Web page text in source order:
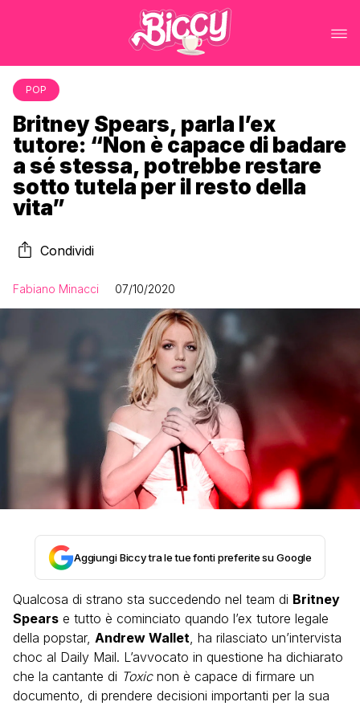
POP
Britney Spears, parla l’ex
tutore: “Non è capace di badare
a sé stessa, potrebbe restare
sotto tutela per il resto della
vita”
Condividi
Fabiano Minacci 07/10/2020
Aggiungi Biccy tra le tue fonti preferite su Google
Qualcosa di strano sta succedendo nel team di Britney
Spears e tutto è cominciato quando l’ex tutore legale
della popstar, Andrew Wallet, ha rilasciato un’intervista
choc al Daily Mail. L’avvocato in questione ha dichiarato
che la cantante di Toxicnon è capace di firmare un
documento, di prendere decisioni importanti per la sua